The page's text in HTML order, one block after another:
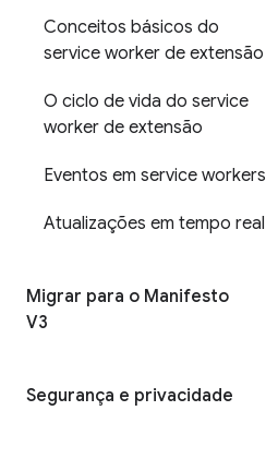
Conceitos básicos do
service worker de extensão
O ciclo de vida do service
worker de extensão
Eventos em service workers
Atualizações em tempo real
Migrar para o Manifesto
V3
Segurança e privacidade